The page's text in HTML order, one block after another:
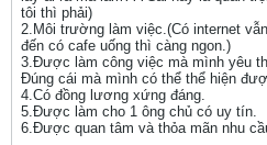
tôi thì phải)
2.Môi trường làm việc.(Có internet
đến có cafe uống thì càng ngon.)
3.Được làm công việc mà mình yêu
Đúng cái mà mình có thể thể hiện
4.Có đồng lương xứng đáng.
5.Được làm cho 1 ông chủ có uy tín.
6.Được quan tâm và thỏa mãn nhu